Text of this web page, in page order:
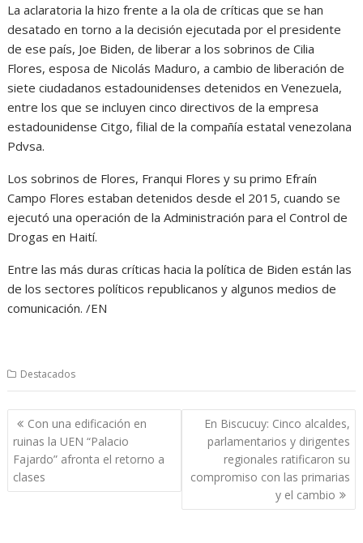
La aclaratoria la hizo frente a la ola de críticas que se han
desatado en torno a la decisión ejecutada por el presidente
de ese país, Joe Biden, de liberar a los sobrinos de Cilia
Flores, esposa de Nicolás Maduro, a cambio de liberación de
siete ciudadanos estadounidenses detenidos en Venezuela,
entre los que se incluyen cinco directivos de la empresa
estadounidense Citgo, filial de la compañía estatal venezolana
Pdvsa.
Los sobrinos de Flores, Franqui Flores y su primo Efraín
Campo Flores estaban detenidos desde el 2015, cuando se
ejecutó una operación de la Administración para el Control de
Drogas en Haití.
Entre las más duras críticas hacia la política de Biden están las
de los sectores políticos republicanos y algunos medios de
comunicación. /EN
Destacados
Navegación
de
entradas
Con una edificación en
ruinas la UEN “Palacio
Fajardo” afronta el retorno a
clases
En Biscucuy: Cinco alcaldes,
parlamentarios y dirigentes
regionales ratificaron su
compromiso con las primarias
y el cambio